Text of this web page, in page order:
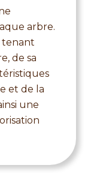
arbre.
tenant
de sa
et de la
une